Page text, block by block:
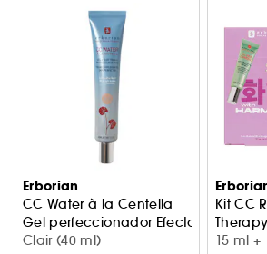
Erborian
CC Water à la Centella
Gel perfeccionador Efecto Buena
Clair (40 ml)
Kit CC
Therapy
Set de
15 ml +